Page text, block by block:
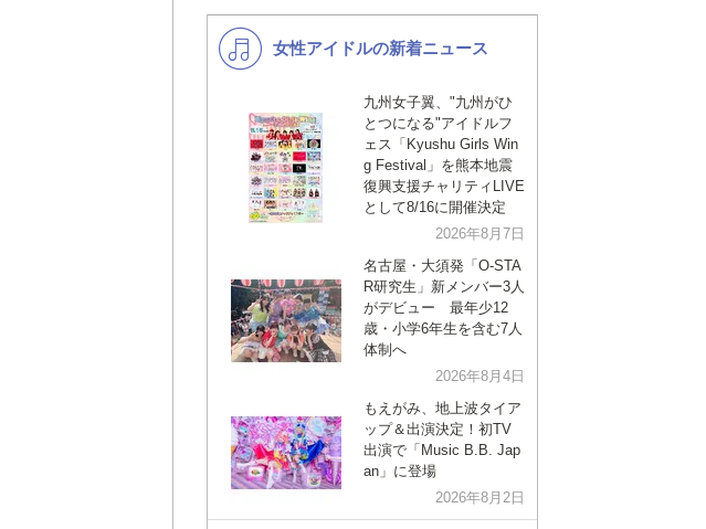
K-POP 演歌・歌謡
洋楽
VTuber ディズニー
女性アイドルの新着ニュース
九州女子翼、"九州がひ
とつになる"アイドルフ
ェス「Kyushu Girls Win
g Festival」を熊本地震
復興支援チャリティLIVE
として8/16に開催決定
2026年8月7日
名古屋・大須発「O-STA
R研究生」新メンバー3人
がデビュー 最年少12
歳・小学6年生を含む7人
体制へ
2026年8月4日
もえがみ、地上波タイア
ップ＆出演決定！初TV
出演で「Music B.B. Jap
an」に登場
2026年8月2日